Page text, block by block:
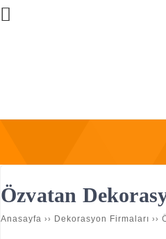
Özvatan
Anasayfa ›› Dekorasyon Firmaları ››